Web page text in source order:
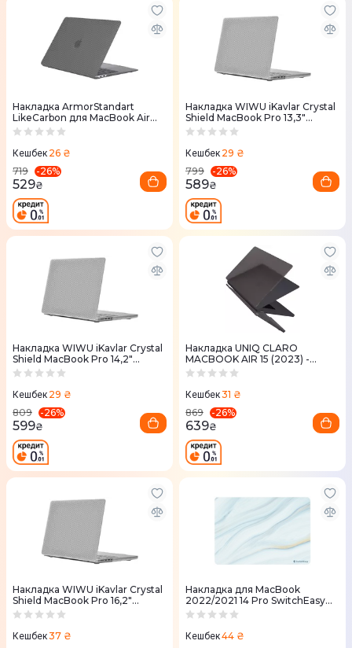
Накладка ArmorStandart
LikeCarbon для MacBook Air
13.3 2018 (Black)
Кешбек 26 ₴
719
-26%
529₴
Накладка WIWU iKavlar Crystal
Shield MacBook Pro 13,3"
(white)
Кешбек 29 ₴
799
-26%
589₴
Накладка WIWU iKavlar Crystal
Shield MacBook Pro 14,2"
(white)
Кешбек 29 ₴
809
-26%
599₴
Накладка UNIQ CLARO
MACBOOK AIR 15 (2023) -
SMOKE MATTE GREY (UNIQ-
Кешбек31 ₴
869
-26%
639₴
Накладка WIWU iKavlar Crystal
Shield MacBook Pro 16,2"
(white)
Кешбек37 ₴
Накладка для MacBook
2022/2021 14 Pro SwitchEasy
Artist (Cloudy White)
Кешбек44 ₴